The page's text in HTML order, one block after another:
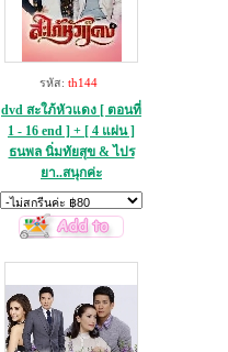
รหัส: th144
dvd สะใภ้หัวแดง [ ตอนที่
1 - 16 end ] + [ 4 แผ่น ]
ธนพล นิ่มทัยสุข & ไปร
ยา..สนุกค่ะ